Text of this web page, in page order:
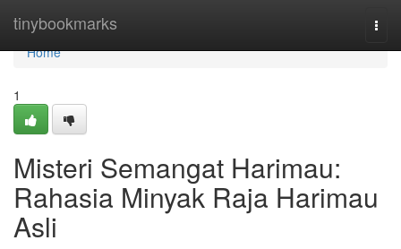
tinybookmarks
Home
Home
1
Misteri Semangat Harimau:
Rahasia Minyak Raja Harimau
Asli